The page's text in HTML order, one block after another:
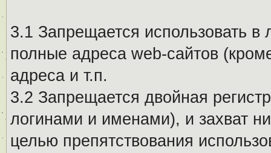
3.1 Запрещается использовать
полные адреса web-сайтов
адреса и т.п.
3.2 Запрещается двойная
логинами и именами), и захват
целью препятствования